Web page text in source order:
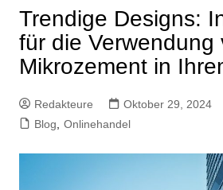
Trendige Designs:
für die Verwendung
Mikrozement in
Redakteure
Oktober 29, 2024
Blog
Onlinehandel